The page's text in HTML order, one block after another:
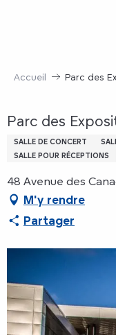
Accueil Parc des
Parc des
SALLE DE CONCERT
SALLE POUR RÉCEPTIONS
48 Avenue des
M'y rendre
Partager